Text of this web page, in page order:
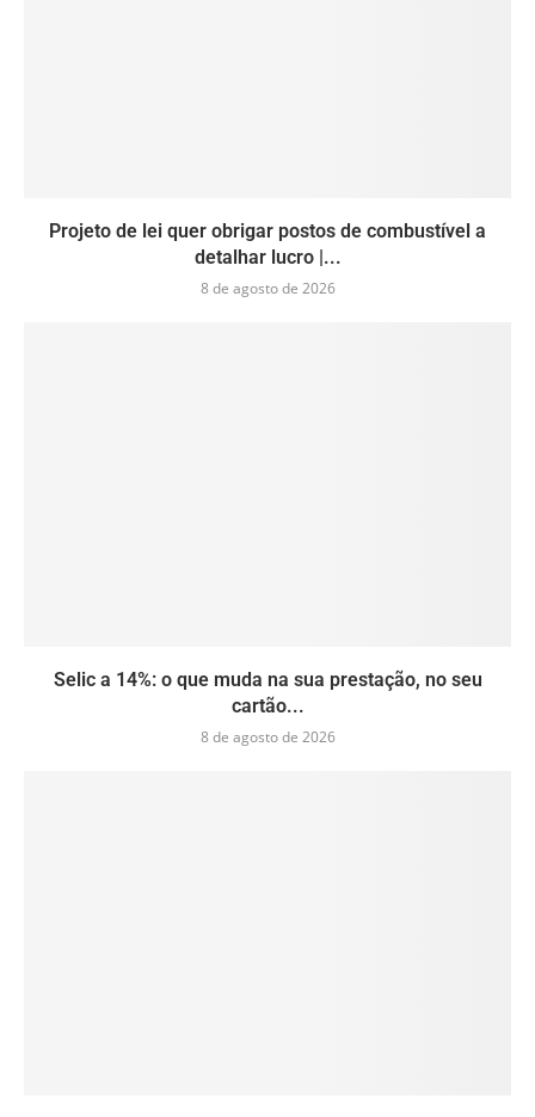
Projeto de lei quer obrigar postos de combustível a
detalhar lucro |...
8 de agosto de 2026
Selic a 14%: o que muda na sua prestação, no seu
cartão...
8 de agosto de 2026